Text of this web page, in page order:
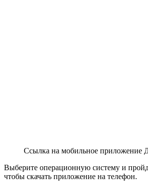
Ссылка на мобильное приложение
Выберите операционную систему и
чтобы скачать приложение на телефон.